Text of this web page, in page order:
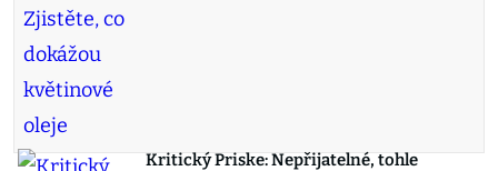
Kritický Priske: Nepřijatelné, tohle